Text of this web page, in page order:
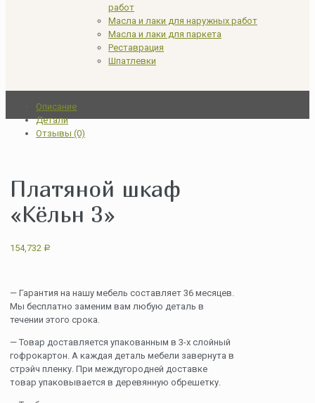
работ
Масла и лаки для наружных работ
Масла и лаки для паркета
Реставрация
Шпатлевки
Платяной шкаф
«Кёльн 3»
154,732 Р
— Гарантия на нашу мебель составляет 36 месяцев.
Мы бесплатно заменим вам любую деталь в
течении этого срока.
— Товар доставляется упакованным в 3-х слойный
гофрокартон. А каждая деталь мебели завернута в
стрэйч пленку. При междугородней доставке
товар упаковывается в деревянную обрешетку.
Описание
Детали
Отзывы (0)